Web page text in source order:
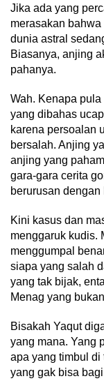
Jika ada yang
merasakan
dunia astral
Biasanya, anjing
pahanya.
Wah. Kenapa
yang dibahas
karena persoalan
bersalah. Anjing
anjing yang
gara-gara cerita
berurusan dengan
Kini kasus dan
menggaruk kudis.
menggumpal
siapa yang salah
yang tak bijak,
Menag yang
Bisakah Yaqut
yang mana. Yang
apa yang timbul di
yang gak bisa